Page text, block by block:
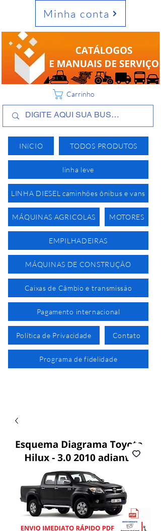
INíCIO TODOS PRODUTOS
linha leve
LINHA DIESEL caminhões ônibus e vans
MÁQUINAS AGRICOLAS MOTORES
EMPILHADEIRAS
MÁQUINAS DE CONSTRUÇÃO
Caixas de Câmbio e transmissão
Pagamento internacional
Política de Privacidade Contato
Programa de fidelidade
Minha conta
Carrinho